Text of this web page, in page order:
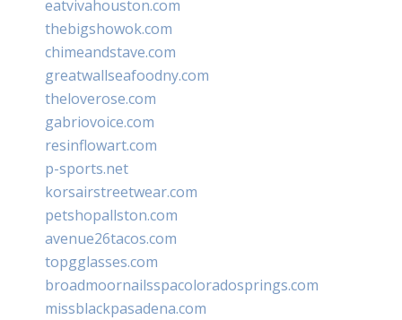
eatvivahouston.com
thebigshowok.com
chimeandstave.com
greatwallseafoodny.com
theloverose.com
gabriovoice.com
resinflowart.com
p-sports.net
korsairstreetwear.com
petshopallston.com
avenue26tacos.com
topgglasses.com
broadmoornailsspacoloradosprings.com
missblackpasadena.com